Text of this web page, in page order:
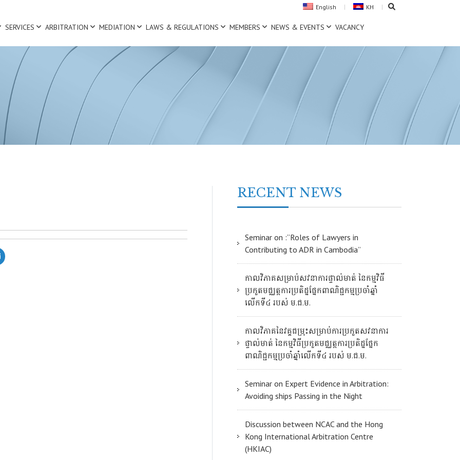
English KH
SERVICES ARBITRATION MEDIATION LAWS & REGULATIONS MEMBERS NEWS & EVENTS VACANCY
RECENT NEWS
Seminar on :”Roles of Lawyers in
Contributing to ADR in Cambodia”
កាលវិភាគសម្រាប់សវនាការផ្ទាល់មាត់ នៃកម្មវិធី
ប្រកួតមជ្ឈត្តការប្រតិដ្ឋផ្នែកពាណិជ្ជកម្មប្រចាំឆ្នាំ
លើកទី៤ របស់ ម.ជ.ម.
កាលវិភាគនៃវគ្គជម្រុះសម្រាប់ការប្រកួតសវនាការ
ផ្ទាល់មាត់ នៃកម្មវិធីប្រកួតមជ្ឈត្តការប្រតិដ្ឋផ្នែក
ពាណិជ្ជកម្មប្រចាំឆ្នាំលើកទី៤ របស់ ម.ជ.ម.
Seminar on Expert Evidence in Arbitration:
Avoiding ships Passing in the Night
Discussion between NCAC and the Hong
Kong International Arbitration Centre
(HKIAC)